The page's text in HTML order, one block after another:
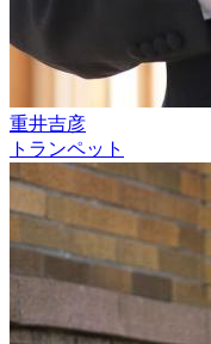
重井吉彦
トランペット